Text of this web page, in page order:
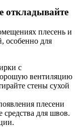
откладывайте
плесень и
особенно для
с
вентиляцию
стены сухой
плесени
средства для швов.